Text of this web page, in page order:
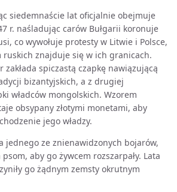
siedemnaście lat oficjalnie obejmuje
r. naśladując carów Bułgarii koronuje
co wywołuje protesty w Litwie i Polsce,
ruskich znajduje się w ich granicach.
zakłada spiczastą czapkę nawiązującą
bizantyjskich, a z drugiej
władców mongolskich. Wzorem
obsypany złotymi monetami, aby
jego władzy.
jednego ze znienawidzonych bojarów,
aby go żywcem rozszarpały. Lata
go żądnym zemsty okrutnym